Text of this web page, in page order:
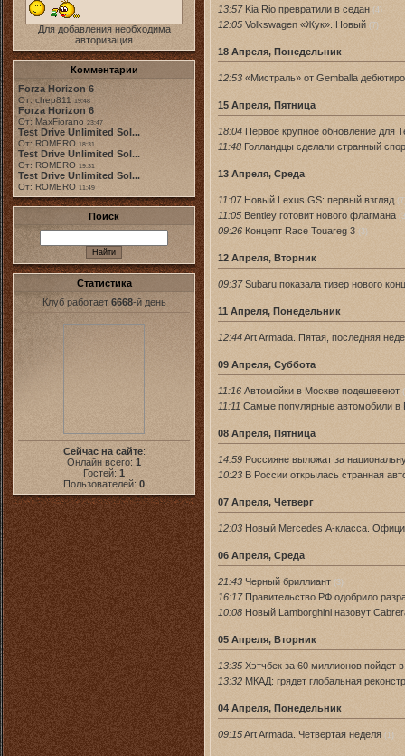
Для добавления необходима
авторизация
Комментарии
Forza Horizon 6
От: chep811 19:48
Forza Horizon 6
От: MaxFiorano 23:47
Test Drive Unlimited Sol...
От: ROMERO 18:31
Test Drive Unlimited Sol...
От: ROMERO 19:31
Test Drive Unlimited Sol...
От: ROMERO 11:49
Поиск
Статистика
Клуб работает 6668-й день
Сейчас на сайте:
Онлайн всего: 1
Гостей: 1
Пользователей: 0
13:57 Kia Rio превратили в седан (4)
12:05 Volkswagen «Жук». Новый (7)
18 Апреля, Понедельник
12:53 «Мистраль» от Gemballa
15 Апреля, Пятница
18:04 Первое крупное обновление для
11:48 Голландцы сделали странный
13 Апреля, Среда
11:07 Новый Lexus GS: первый взгляд
11:05 Bentley готовит нового флагмана
09:26 Концепт Race Touareg 3 (3)
12 Апреля, Вторник
09:37 Subaru показала тизер нового
11 Апреля, Понедельник
12:44Art Armada. Пятая, последняя
09 Апреля, Суббота
11:16 Автомойки в Москве подешевеют
11:11 Самые популярные автомобили в
08 Апреля, Пятница
14:59 Россияне выложат за
10:23 В России открылась странная
07 Апреля, Четверг
12:03 Новый Mercedes А-класса.
06 Апреля, Среда
21:43 Черный бриллиант (3)
16:17 Правительство РФ одобрило
10:08 Новый Lamborghini назовут
05 Апреля, Вторник
13:35 Хэтчбек за 60 миллионов пойдет
13:32 МКАД: грядет глобальная
04 Апреля, Понедельник
09:15Art Armada. Четвертая неделя (1)